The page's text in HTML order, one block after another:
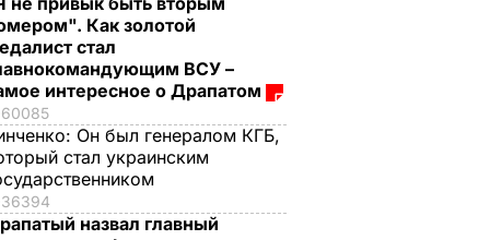
Как золотой
стал
ВСУ –
интересное о Драпатом
60085
Он был генералом КГБ,
стал украинским
36394
назвал главный